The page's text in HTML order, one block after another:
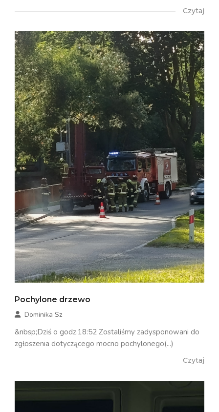
Czytaj
Pochylone drzewo
Dominika Sz
&nbsp;Dziś o godz.18:52 Zostaliśmy zadysponowani do
zgłoszenia dotyczącego mocno pochylonego(...)
Czytaj